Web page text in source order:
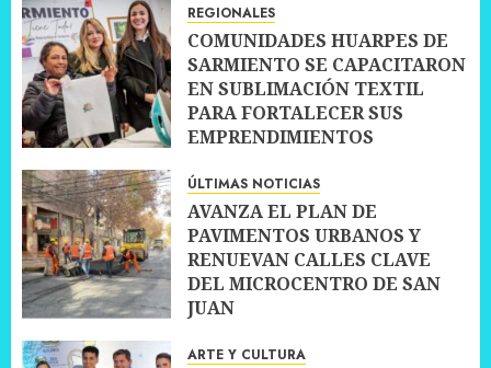
REGIONALES
COMUNIDADES HUARPES DE
SARMIENTO SE CAPACITARON
EN SUBLIMACIÓN TEXTIL
PARA FORTALECER SUS
EMPRENDIMIENTOS
ÚLTIMAS NOTICIAS
AVANZA EL PLAN DE
PAVIMENTOS URBANOS Y
RENUEVAN CALLES CLAVE
DEL MICROCENTRO DE SAN
JUAN
ARTE Y CULTURA